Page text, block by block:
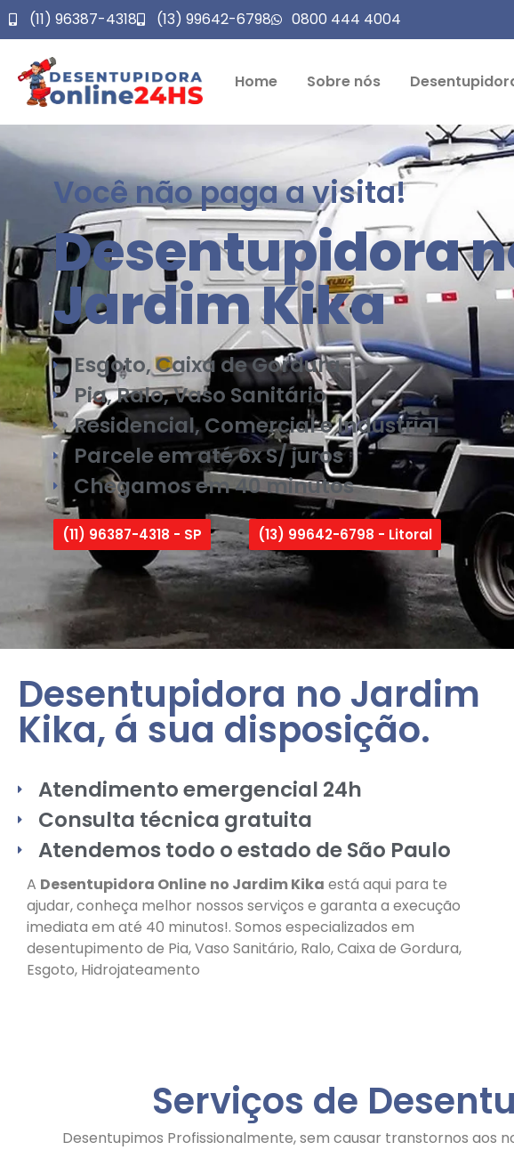
(11) 96387-4318 (13) 99642-6798 0800 444 4004
Home Sobre nós
Você não paga a visita!
Desentupidora
Jardim Kika
Esgoto, Caixa de Gordura
Pia, Ralo, Vaso Sanitário
Residencial, Comercial e Industrial
Parcele em até 6x S/ juros
Chegamos em 40 minutos
(11) 96387-4318 - SP (13) 99642-6798 - Litoral
Desentupidora no Jardim
Kika, á sua disposição.
Atendimento emergencial 24h
Consulta técnica gratuita
Atendemos todo o estado de São Paulo
A Desentupidora Online no Jardim Kika está aqui para te
ajudar, conheça melhor nossos serviços e garanta a execução
imediata em até 40 minutos!. Somos especializados em
desentupimento de Pia, Vaso Sanitário, Ralo, Caixa de Gordura,
Esgoto, Hidrojateamento
Serviços de
Desentupimos Profissionalmente, sem causar transtornos aos